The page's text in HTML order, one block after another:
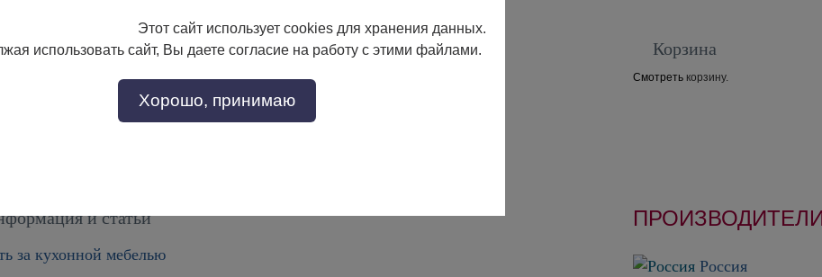
133-17-89
17-89
с 9:00 до 18:00
Заказать звонок
Корзина
Смотреть корзину.
и статьи
за кухонной мебелью
Россия
Этот сайт использует cookies для хранения данных.
использовать сайт, Вы даете согласие на работу с этими файлами.
Хорошо, принимаю